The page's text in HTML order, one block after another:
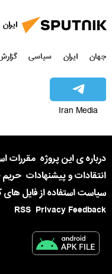
ایران
جهان ایران سیاسی
Iran Media
درباره ی این پروژه مقررات
انتقادات و پیشنهادات
سیاست استفاده از فایل
Privacy Feedback
RSS